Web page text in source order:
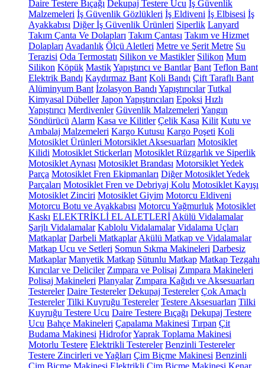
Daire Testere Bıçağı Dekupaj Testere Ucu İş Güvenlik
Malzemeleri İş Güvenlik Gözlükleri İş Eldiveni İş Elbisesi İş
Ayakkabısı Diğer İş Güvenlik Ürünleri Siperlik Lanyard
Takım Çanta Ve Dolapları Takım Çantası Takım ve Hizmet
Dolapları Avadanlık Ölçü Aletleri Metre ve Şerit Metre Su
Terazisi Oda Termostatı Silikon ve Mastikler Silikon Mum
Silikon Köpük MastikYapıştırıcı ve Bantlar Bant Teflon Bant
Elektrik Bandı Kaydırmaz Bant Koli Bandı Çift Taraflı Bant
Alüminyum Bant İzolasyon Bandı Yapıştırıcılar Tutkal
Kimyasal Dübeller Japon Yapıştırıcıları Epoksi Hızlı
Yapıştırıcı Merdivenler Güvenlik Malzemeleri Yangın
Söndürücü Alarm Kasa ve Kilitler Çelik Kasa Kilit Kutu ve
Ambalaj Malzemeleri Kargo Kutusu Kargo Poşeti Koli
Motosiklet Ürünleri Motorsiklet Aksesuarları Motosiklet
Kilidi Motosiklet Stickerları Motosiklet Rüzgarlık ve Siperlik
Motosiklet Aynası Motosiklet Brandası Motorsiklet Yedek
Parça Motosiklet Fren Ekipmanları Diğer Motosiklet Yedek
Parçaları Motosiklet Fren ve Debriyaj Kolu Motosiklet Kayışı
Motosiklet Zinciri Motosiklet Giyim Motorcu Eldiveni
Motorcu Botu ve Ayakkabısı Motorcu Yağmurluk Motosiklet
Kaskı ELEKTRİKLİ EL ALETLERİ Akülü Vidalamalar
Şarjlı Vidalamalar Kablolu Vidalamalar Vidalama Uçları
Matkaplar Darbeli Matkaplar Akülü Matkap ve Vidalamalar
Matkap Ucu ve Setleri Somun Sıkma Makineleri Darbesiz
Matkaplar Manyetik Matkap Sütunlu Matkap Matkap Tezgahı
Kırıcılar ve Deliciler Zımpara ve Polisaj Zımpara Makineleri
Polisaj Makineleri Planyalar Zımpara Kağıdı ve Aksesuarları
Testereler Daire Testereler Dekupaj Testereler Çok Amaçlı
Testereler Tilki Kuyruğu Testereler Testere Aksesuarları Tilki
Kuyruğu Testere Ucu Daire Testere Bıçağı Dekupaj Testere
Ucu Bahçe Makineleri Çapalama Makinesi Tırpan Çit
Budama Makinesi HidroforYaprak Toplama Makinesi
Motorlu Testere Elektrikli Testereler Benzinli Testereler
Testere Zincirleri ve Yağları Çim Biçme Makinesi Benzinli
Çim Biçme Makinesi Elektrikli Çim Biçme Makinesi Kenar